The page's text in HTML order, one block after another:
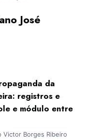
José
da
registros e
e módulo entre
Victor Borges Ribeiro